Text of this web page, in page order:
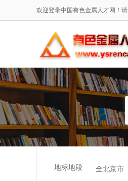
欢迎登录中国有色金属人才网！请
地标地段 全北京市